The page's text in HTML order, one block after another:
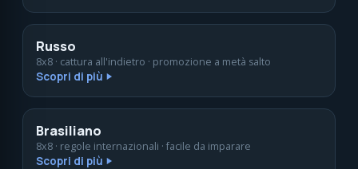
Russo
8x8 · cattura all'indietro · promozione a metà salto
Scopri di più
Brasiliano
8x8 · regole internazionali · facile da imparare
Scopri di più